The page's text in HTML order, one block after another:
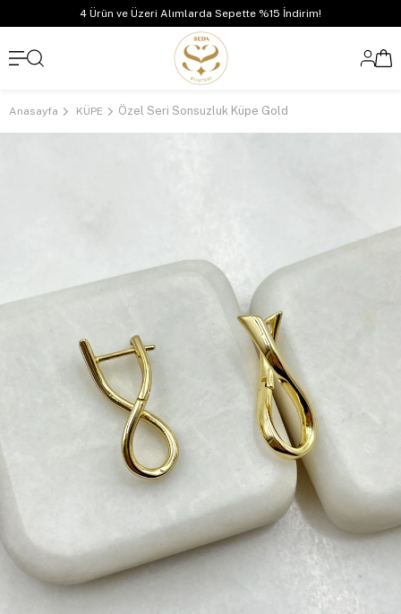
4 Ürün ve Üzeri Alımlarda Sepette %15 İndirim!
Anasayfa KÜPE Özel Seri Sonsuzluk Küpe Gold